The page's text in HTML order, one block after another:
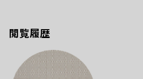
閲覧履歴